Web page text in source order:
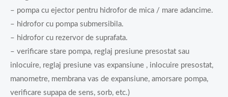
– pompa cu ejector pentru hidrofor de mica / mare adancime.
– hidrofor cu pompa submersibila.
– hidrofor cu rezervor de suprafata.
– verificare stare pompa, reglaj presiune presostat sau
inlocuire, reglaj presiune vas expansiune , inlocuire presostat,
manometre, membrana vas de expansiune, amorsare pompa,
verificare supapa de sens, sorb, etc.)